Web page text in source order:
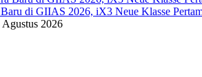
di GIIAS 2026, iX3 Neue Klasse
Agustus 2026